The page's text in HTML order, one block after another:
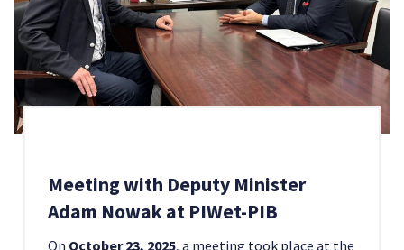
Meeting with Deputy Minister
Adam Nowak at PIWet-PIB
On October 23, 2025, a meeting took place at the